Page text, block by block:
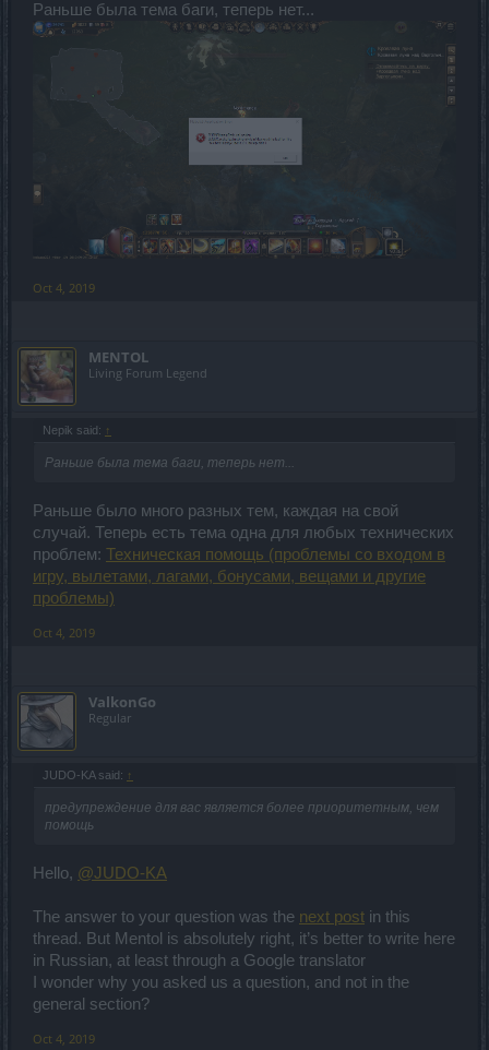
Раньше была тема баги, теперь нет...
Oct 4, 2019
MENTOL
Living Forum Legend
Nepik said: ↑
Раньше была тема баги, теперь нет...
Раньше было много разных тем, каждая на свой
случай. Теперь есть тема одна для любых технических
проблем: Техническая помощь (проблемы со входом в
игру, вылетами, лагами, бонусами, вещами и другие
проблемы)
Oct 4, 2019
ValkonGo
Regular
JUDO-KA said: ↑
предупреждение для вас является более приоритетным, чем
помощь
Hello, @JUDO-KA
The answer to your question was the next post in this
thread. But Mentol is absolutely right, it’s better to write here
in Russian, at least through a Google translator
I wonder why you asked us a question, and not in the
general section?
Oct 4, 2019